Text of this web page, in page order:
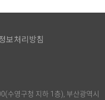
보처리방침
수영구청 지하 1층), 부산광역시